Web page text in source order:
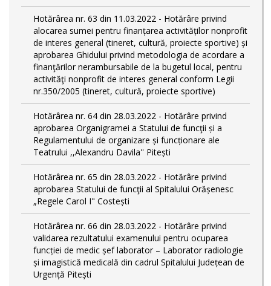
Hotărârea nr. 63 din 11.03.2022 - Hotărâre privind
alocarea sumei pentru finanțarea activităților nonprofit
de interes general (tineret, cultură, proiecte sportive) și
aprobarea Ghidului privind metodologia de acordare a
finanţărilor nerambursabile de la bugetul local, pentru
activităţi nonprofit de interes general conform Legii
nr.350/2005 (tineret, cultură, proiecte sportive)
Hotărârea nr. 64 din 28.03.2022 - Hotărâre privind
aprobarea Organigramei a Statului de funcţii și a
Regulamentului de organizare și funcționare ale
Teatrului ,,Alexandru Davila'' Pitești
Hotărârea nr. 65 din 28.03.2022 - Hotărâre privind
aprobarea Statului de funcţii al Spitalului Orășenesc
„Regele Carol I" Costești
Hotărârea nr. 66 din 28.03.2022 - Hotărâre privind
validarea rezultatului examenului pentru ocuparea
funcției de medic șef laborator – Laborator radiologie
și imagistică medicală din cadrul Spitalului Județean de
Urgență Pitești